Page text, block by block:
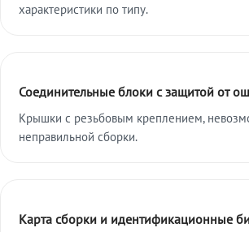
характеристики по типу.
Соединительные блоки с защитой от
Крышки с резьбовым креплением,
неправильной сборки.
Карта сборки и идентификационные